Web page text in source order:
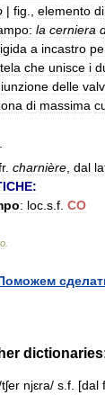
| fig elemento di
la cerniera
a incastro
tela che unisce i
delle
di massima
. charnière dal
: loc s f CO
njɛra/ s.f. [dal